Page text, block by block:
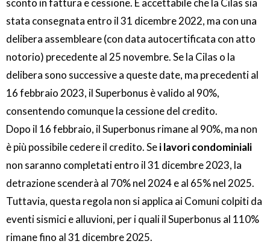
stata consegnata entro il 31 dicembre 2022, ma con una
delibera assembleare (con data autocertificata con atto
notorio) precedente al 25 novembre. Se la Cilas o la
delibera sono successive a queste date, ma precedenti al
16 febbraio 2023, il Superbonus è valido al 90%,
consentendo comunque la cessione del credito.
Dopo il 16 febbraio, il Superbonus rimane al 90%, ma non
è più possibile cedere il credito. Sei lavori condominiali
non saranno completati entro il 31 dicembre 2023, la
detrazione scenderà al 70% nel 2024 e al 65% nel 2025.
Tuttavia, questa regola non si applica ai Comuni colpiti da
eventi sismici e alluvioni, per i quali il Superbonus al 110%
rimane fino al 31 dicembre 2025.